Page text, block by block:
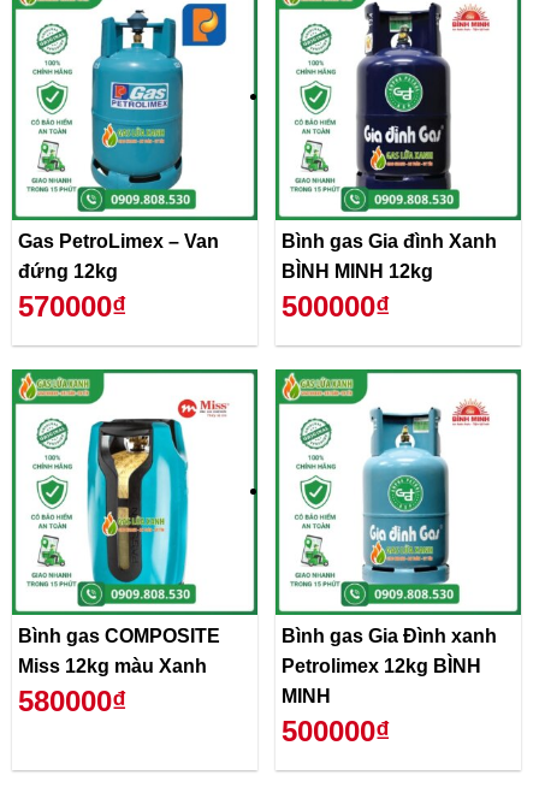
Gas PetroLimex – Van
đứng 12kg
570000₫
Bình gas Gia đình Xanh
BÌNH MINH 12kg
500000₫
Bình gas COMPOSITE
Miss 12kg màu Xanh
580000₫
Bình gas Gia Đình xanh
Petrolimex 12kg BÌNH
MINH
500000₫